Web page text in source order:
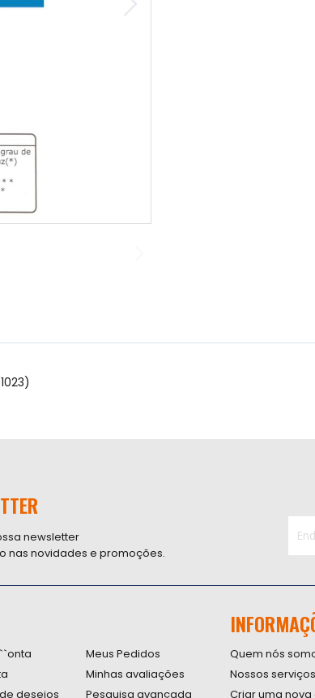
newsletter
nas novidades e promoções.
desejos
Meus Pedidos
Minhas avaliações
Pesquisa avançada
Quem nós
Nossos serviços
Criar uma nova